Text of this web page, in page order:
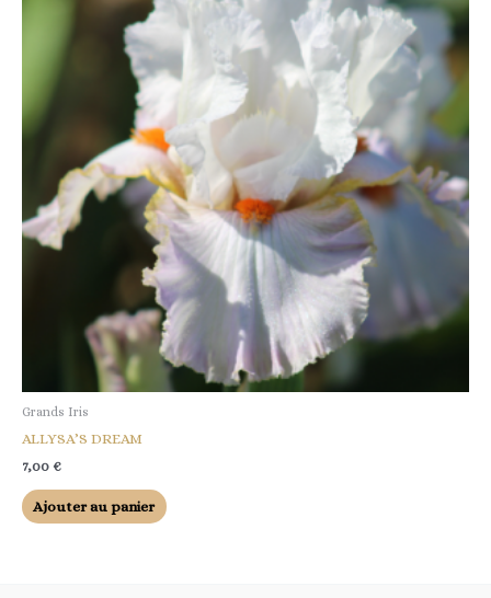
Grands Iris
ALLYSA’S DREAM
7,00 €
Ajouter au panier